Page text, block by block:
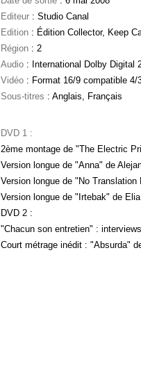
Editeur : Studio Canal
Edition : Édition Collector, Keep
Région : 2
Audio : International Dolby Digital
Vidéo : Format 16/9 compatible
Sous-titres : Anglais, Français
DVD 1 :
2ème montage de "The Electric
Version longue de "Anna" de
Version longue de "No
Version longue de "Irtebak" de
DVD 2 :
"Chacun son entretien" :
Court métrage inédit : "Absurda"